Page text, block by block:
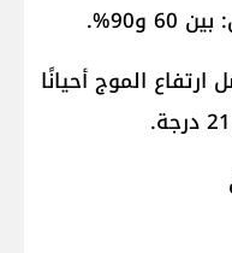
الموج أحيانًا